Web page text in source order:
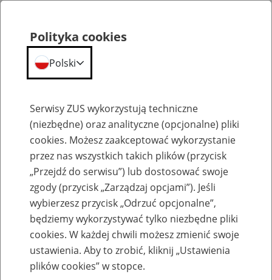
Prewencja wypadkowa
Upowszechnianie wiedzy o
prewencji wypadkowej
kwietnia
Polityka cookies
Polski
Serwisy ZUS wykorzystują techniczne
(niezbędne) oraz analityczne (opcjonalne) pliki
cookies. Możesz zaakceptować wykorzystanie
przez nas wszystkich takich plików (przycisk
„Przejdź do serwisu”) lub dostosować swoje
zgody (przycisk „Zarządzaj opcjami”). Jeśli
wybierzesz przycisk „Odrzuć opcjonalne”,
będziemy wykorzystywać tylko niezbędne pliki
cookies. W każdej chwili możesz zmienić swoje
ustawienia. Aby to zrobić, kliknij „Ustawienia
plików cookies” w stopce.